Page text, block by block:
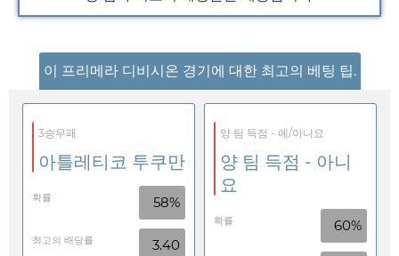
이 프리메라 디비시온 경기에 대한 최고의 베팅 팁.
3승무패
아틀레티코 투쿠만
확률 58%
최고의 배당률 3.40
양 팀 득점 - 예/아니요
양 팀 득점 - 아니
요
확률 60%